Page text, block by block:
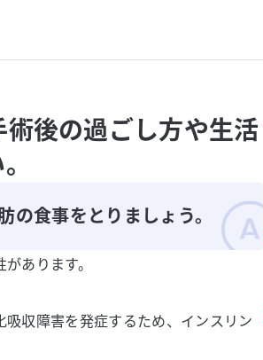
後の過ごし方や生活
の食事をとりましょう。
あります。
吸収障害を発症するため、インスリン